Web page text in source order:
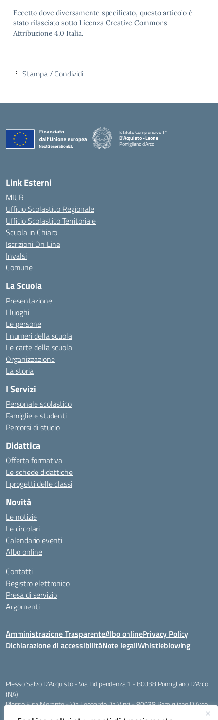
Eccetto dove diversamente specificato, questo articolo è
stato rilasciato sotto Licenza Creative Commons
Attribuzione 4.0 Italia.
Stampa / Condividi
Istituto Comprensivo 1°
D'Acquisto - Leone
Pomigliano d'Arco
— Visita la pagina iniziale della scuola
Link Esterni
MIUR
Ufficio Scolastico Regionale
Ufficio Scolastico Territoriale
Scuola in Chiaro
Iscrizioni On Line
Invalsi
Comune
La Scuola
Presentazione
I luoghi
Le persone
I numeri della scuola
Le carte della scuola
Organizzazione
La storia
I Servizi
Personale scolastico
Famiglie e studenti
Percorsi di studio
Didattica
Offerta formativa
Le schede didattiche
I progetti delle classi
Novità
Le notizie
Le circolari
Calendario eventi
Albo online
Contatti
Registro elettronico
Presa di servizio
Argomenti
Amministrazione TrasparenteAlbo onlinePrivacy Policy
Dichiarazione di accessibilitàNote legaliWhistleblowing
Plesso Salvo D'Acquisto - Via Indipendenza 1 - 80038 Pomigliano D'Arco
(NA)
Plesso Elsa Morante - Via Leonardo Da Vinci - 80038 Pomigliano D'Arco